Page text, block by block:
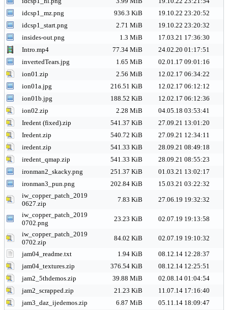
idcsp1_mz.png
936.3 KiB
19.10.22 23:20:52
idcsp1_start.png
2.71 MiB
19.10.22 23:20:32
insides-out.png
1.3 MiB
17.03.21 17:36:30
Intro.mp4
77.34 MiB
24.02.20 01:17:51
invertedTears.jpg
1.65 MiB
02.01.17 09:01:16
ion01.zip
2.56 MiB
12.02.17 06:34:22
ion01a.jpg
216.51 KiB
12.02.17 06:12:12
ion01b.jpg
188.52 KiB
12.02.17 06:12:36
ion02.zip
2.28 MiB
04.05.18 03:53:41
Iredent (fixed).zip
541.37 KiB
27.09.21 13:01:20
Iredent.zip
540.72 KiB
27.09.21 12:34:11
iredent.zip
541.33 KiB
28.09.21 08:49:18
iredent_qmap.zip
541.33 KiB
28.09.21 08:55:23
ironman2_skacky.png
251.37 KiB
01.03.21 13:02:17
ironman3_pun.png
202.84 KiB
15.03.21 03:22:32
iw_copper_patch_2019
0627.zip
7.83 KiB
27.06.19 19:32:32
iw_copper_patch_2019
0702.png
23.23 KiB
02.07.19 19:13:58
iw_copper_patch_2019
0702.zip
84.02 KiB 02.07.19 19:10:32
jam04_readme.txt 1.94 KiB
08.12.14 12:28:37
jam04_textures.zip
376.54 KiB
08.12.14 12:25:51
jam2_5thdemos.zip
39.88 MiB
02.08.14 01:04:54
jam2_scrapped.zip
21.23 KiB
11.07.14 17:16:40
jam3_daz_ijedemos.zip
6.87 MiB
05.11.14 18:09:47